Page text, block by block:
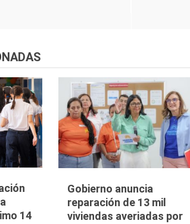
14
Gobierno anuncia
reparación de 13 mil
viviendas averiadas por